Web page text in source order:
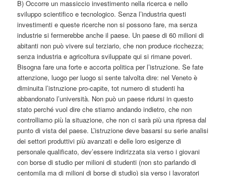
B) Occorre un massiccio investimento nella ricerca e nello
sviluppo scientifico e tecnologico. Senza l’industria questi
investimenti e queste ricerche non si possono fare, ma senza
industrie si fermerebbe anche il paese. Un paese di 60 milioni di
abitanti non può vivere sul terziario, che non produce ricchezza;
senza industria e agricoltura sviluppate qui si rimane poveri.
Bisogna fare una forte e accorta politica per l’istruzione. Se fate
attenzione, luogo per luogo si sente talvolta dire: nel Veneto è
diminuita l’istruzione pro-capite, tot numero di studenti ha
abbandonato l’università. Non può un paese ridursi in questo
stato perché vuol dire che stiamo andando indietro, che non
controlliamo più la situazione, che non ci sarà più una ripresa dal
punto di vista del paese. L’istruzione deve basarsi su serie analisi
dei settori produttivi più avanzati e delle loro esigenze di
personale qualificato, dev’essere indirizzata sia verso i giovani
con borse di studio per milioni di studenti (non sto parlando di
centomila ma di milioni di borse di studio) sia verso i lavoratori